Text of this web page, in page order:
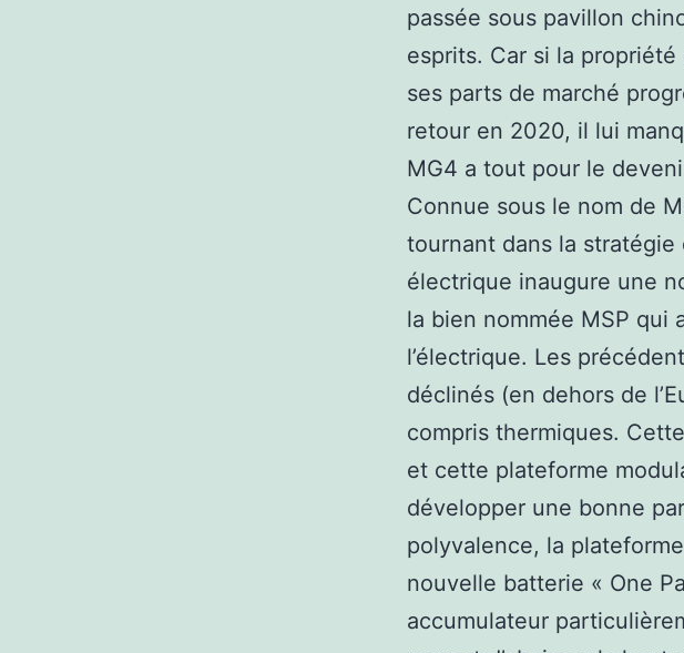
passée sous pavillon
esprits. Car si la
ses parts de marché
retour en 2020, il lui
MG4 a tout pour le
Connue sous le nom de
tournant dans la
électrique inaugure une
la bien nommée MSP qui
l’électrique. Les
déclinés (en dehors de
compris thermiques.
et cette plateforme
développer une bonne
polyvalence, la
nouvelle batterie « One
accumulateur